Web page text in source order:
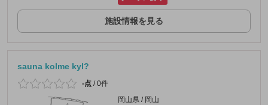
施設情報を見る
sauna kolme kyl?
-点 /0件
岡山県 / 岡山